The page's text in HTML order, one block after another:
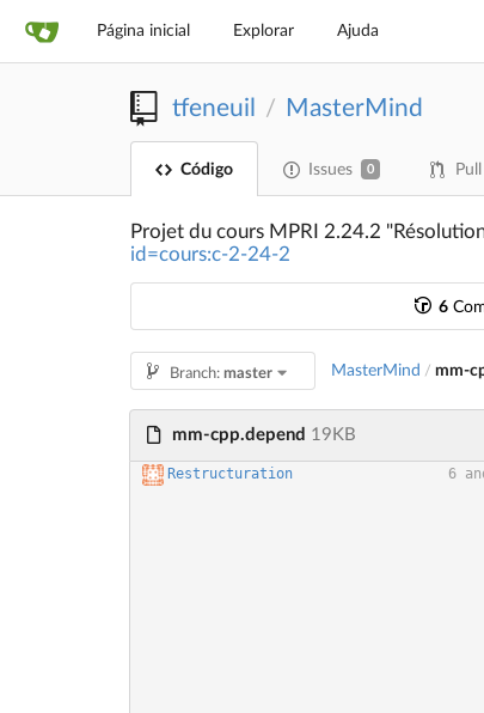
Página inicial Explorar Ajuda
tfeneuil / MasterMind
Código Issues 0
Projet du cours MPRI 2.24.2
id=cours:c-2-24-2
6
Branch:master MasterMind / mm-
mm-cpp.depend 19KB
Restructuration 6